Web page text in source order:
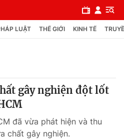
LUẬT THẾ GIỚI KINH TẾ
gây nghiện đột lốt
đã vừa phát hiện và thu
chất gây nghiện.